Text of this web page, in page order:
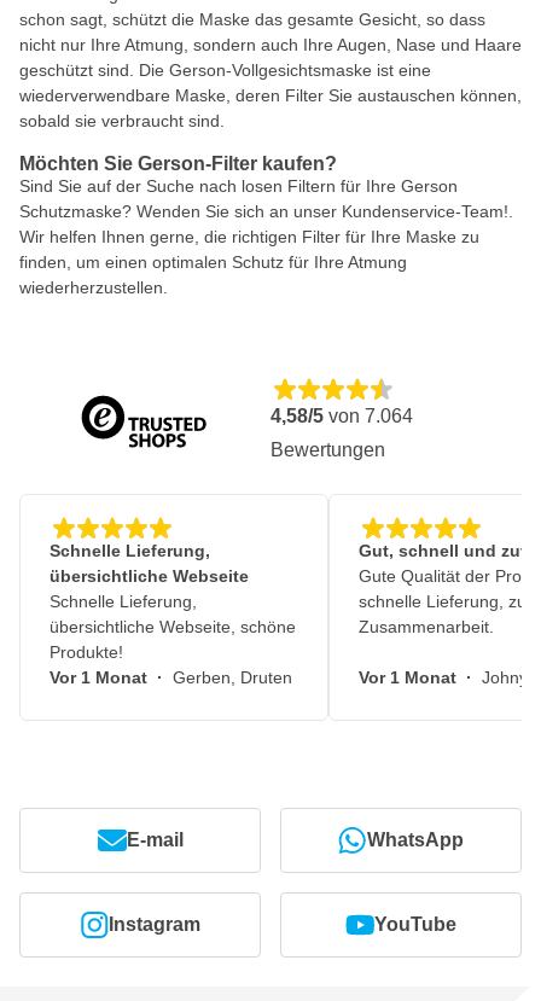
schon sagt, schützt die Maske das gesamte Gesicht, so dass
nicht nur Ihre Atmung, sondern auch Ihre Augen, Nase und Haare
geschützt sind. Die Gerson-Vollgesichtsmaske ist eine
wiederverwendbare Maske, deren Filter Sie austauschen können,
sobald sie verbraucht sind.
Möchten Sie Gerson-Filter kaufen?
Sind Sie auf der Suche nach losen Filtern für Ihre Gerson
Schutzmaske? Wenden Sie sich an unser Kundenservice-Team!.
Wir helfen Ihnen gerne, die richtigen Filter für Ihre Maske zu
finden, um einen optimalen Schutz für Ihre Atmung
wiederherzustellen.
4,58/5 von 7.064
Bewertungen
Schnelle Lieferung,
übersichtliche Webseite
Schnelle Lieferung,
übersichtliche Webseite, schöne
Produkte!
Vor 1 Monat · Gerben, Druten
Gut, schnell und
Gute Qualität der
schnelle Lieferung,
Zusammenarbeit.
Vor 1 Monat · Johny,
E-mail WhatsApp
Instagram YouTube